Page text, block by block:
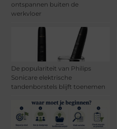
ontspannen buiten de
werkvloer
De populariteit van Philips
Sonicare elektrische
tandenborstels blijft toenemen